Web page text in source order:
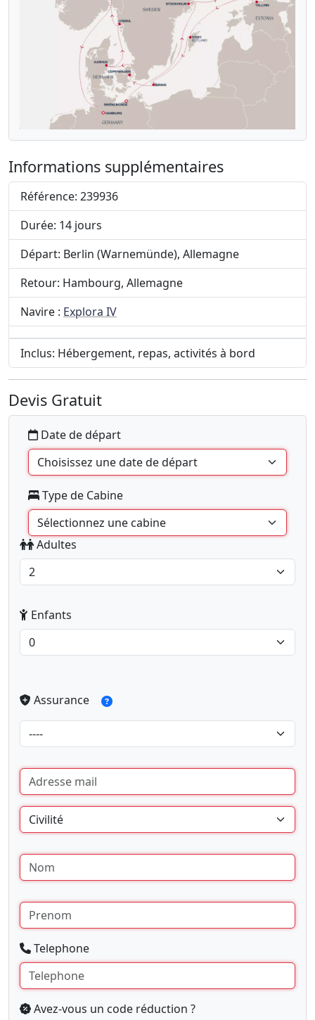
Informations supplémentaires
Référence: 239936
Durée: 14 jours
Départ: Berlin (Warnemünde), Allemagne
Retour: Hambourg, Allemagne
Navire : Explora IV
Inclus: Hébergement, repas, activités à bord
Devis Gratuit
Date de départ
Type de Cabine
Adultes
Enfants
Assurance
Telephone
Avez-vous un code réduction ?